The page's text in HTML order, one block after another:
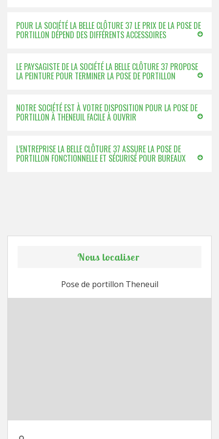
POUR LA SOCIÉTÉ LA BELLE CLÔTURE 37 LE PRIX DE LA POSE DE
PORTILLON DÉPEND DES DIFFÉRENTS ACCESSOIRES
LE PAYSAGISTE DE LA SOCIÉTÉ LA BELLE CLÔTURE 37 PROPOSE
LA PEINTURE POUR TERMINER LA POSE DE PORTILLON
NOTRE SOCIÉTÉ EST À VOTRE DISPOSITION POUR LA POSE DE
PORTILLON À THENEUIL FACILE À OUVRIR
L’ENTREPRISE LA BELLE CLÔTURE 37 ASSURE LA POSE DE
PORTILLON FONCTIONNELLE ET SÉCURISÉ POUR BUREAUX
Nous localiser
Pose de portillon Theneuil